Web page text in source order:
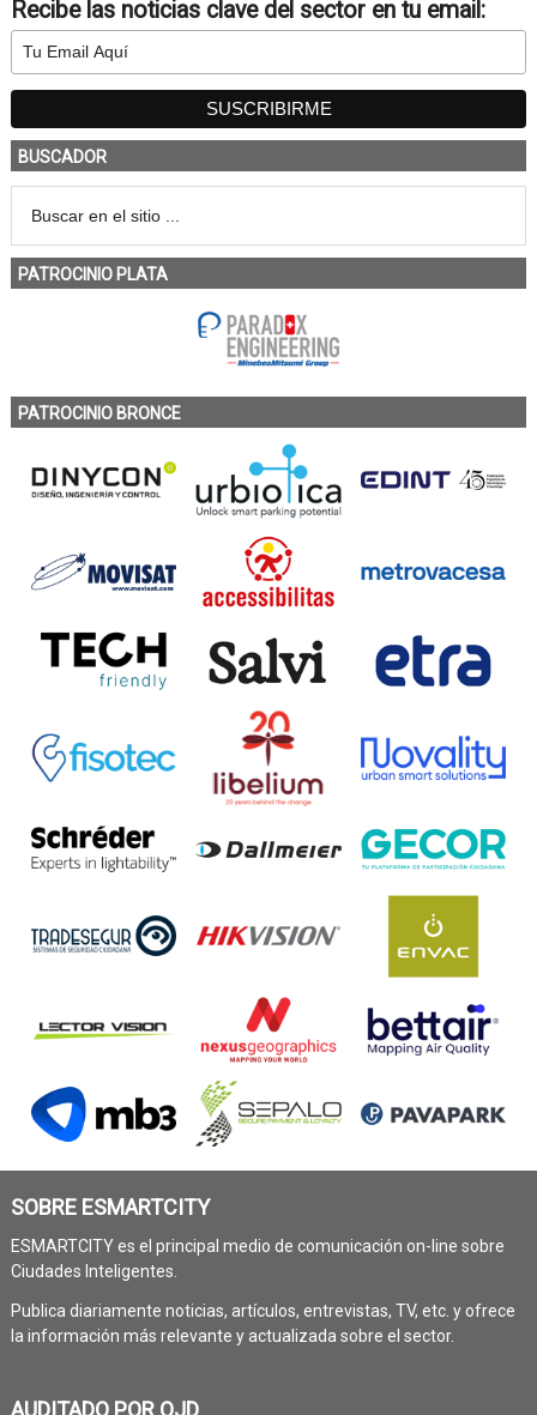
Recibe las noticias clave del sector en tu email:
BUSCADOR
PATROCINIO PLATA
PATROCINIO BRONCE
SOBRE ESMARTCITY
ESMARTCITY es el principal medio de comunicación on-line sobre
Ciudades Inteligentes.
Publica diariamente noticias, artículos, entrevistas, TV, etc. y ofrece
la información más relevante y actualizada sobre el sector.
AUDITADO POR OJD